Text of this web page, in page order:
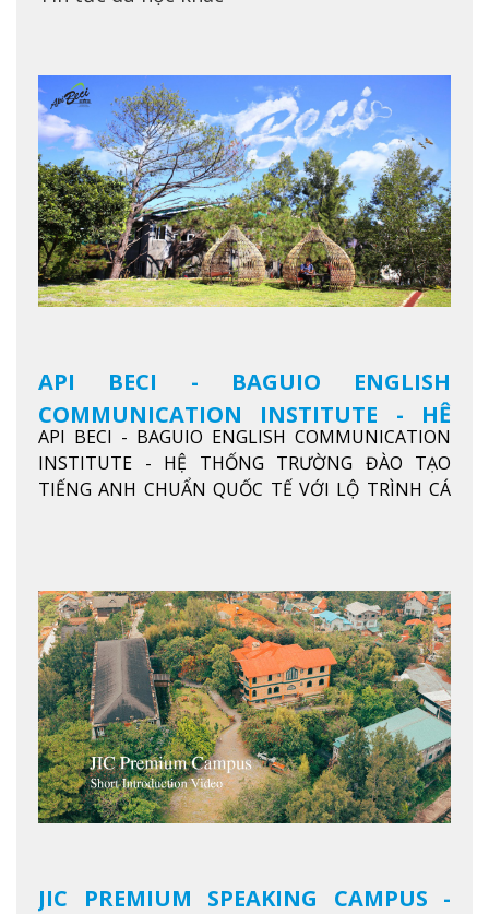
API BECI - BAGUIO ENGLISH
COMMUNICATION INSTITUTE - HỆ
THỐNG TRƯỜNG ĐÀO TẠO TIẾNG
ANH CHUẨN QUỐC TẾ
API BECI - BAGUIO ENGLISH COMMUNICATION
INSTITUTE - HỆ THỐNG TRƯỜNG ĐÀO TẠO
TIẾNG ANH CHUẨN QUỐC TẾ VỚI LỘ TRÌNH CÁ
JIC PREMIUM SPEAKING CAMPUS -